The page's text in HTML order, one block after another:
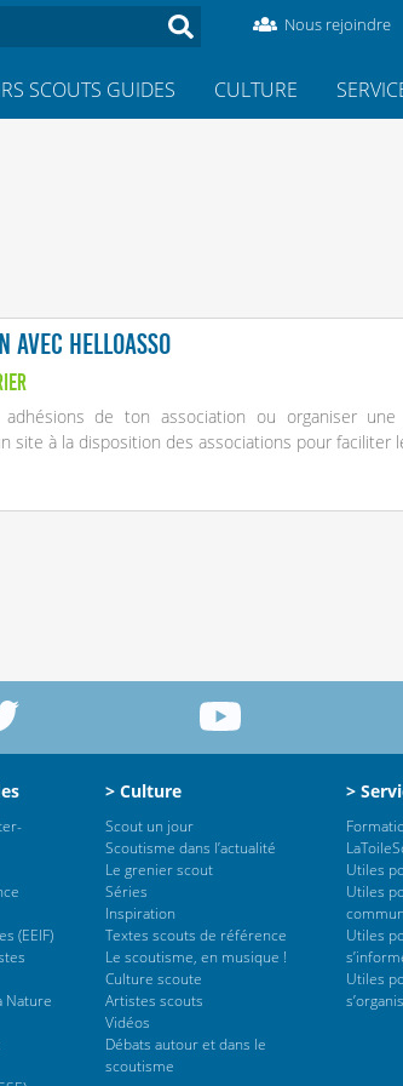
Nous rejoindre
SCOUTS GUIDES CULTURE
avec HelloAsso
de ton association ou organiser
site à la disposition des associations pour faciliter
(EEIF)
Nature
> Culture
Scout un jour
Scoutisme dans l’actualité
Le grenier scout
Séries
Inspiration
Textes scouts de référence
Le scoutisme, en musique !
Culture scoute
Artistes scouts
Vidéos
Débats autour et dans le
scoutisme
>
Utiles
Utiles
Utiles
Utiles